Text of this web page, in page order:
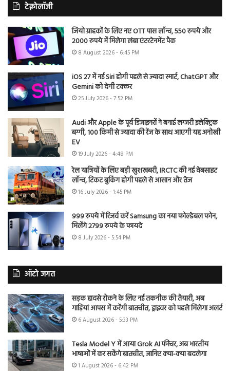
टेक्नोलॉजी
जियो ग्राहकों के लिए नए OTT पास लॉन्च, 550 रुपये और
2000 रुपये में मिलेगा लंबा एंटरटेनमेंट पैक
8 August 2026 - 6:45 PM
iOS 27 में नई Siri होगी पहले से ज्यादा स्मार्ट, ChatGPT और
Gemini को देगी टक्कर
25 July 2026 - 7:52 PM
Audi और Apple के पूर्व डिजाइनरों ने बनाई लग्जरी इलेक्ट्रिक
बग्गी, 100 किमी से ज्यादा की रेंज के साथ आएगी यह अनोखी
EV
19 July 2026 - 4:48 PM
रेल यात्रियों के लिए बड़ी खुशखबरी, IRCTC की नई वेबसाइट
लॉन्च, टिकट बुकिंग होगी पहले से आसान और तेज
16 July 2026 - 1:45 PM
999 रुपये में रिजर्व करें Samsung का नया फोल्डेबल फोन,
मिलेंगे 2799 रुपये के फायदे
8 July 2026 - 5:54 PM
ऑटो जगत
सड़क हादसे रोकने के लिए नई तकनीक की तैयारी, अब
गाड़ियां आपस में करेंगी बातचीत, ड्राइवर को पहले मिलेगा अलर्ट
6 August 2026 - 5:33 PM
Tesla Model Y में आया Grok AI फीचर, अब भारतीय
भाषाओं में कर सकेंगे बातचीत, जानिए क्या-क्या बदलेगा
1 August 2026 - 6:42 PM